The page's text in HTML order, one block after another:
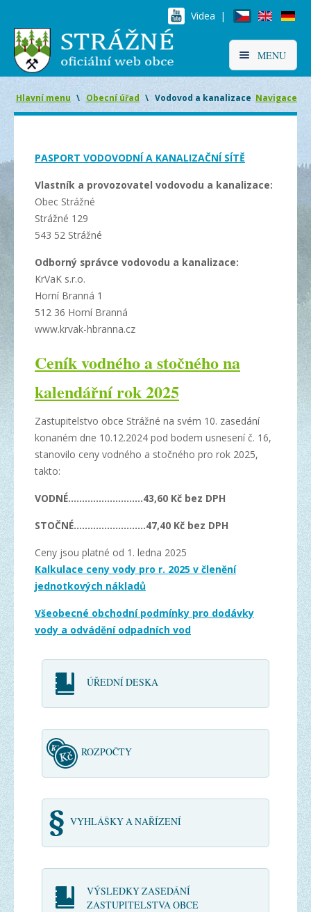
Videa |
MENU
Navigace
Hlavní menu \ Obecní úřad \ Vodovod a kanalizace
PASPORT VODOVODNÍ A KANALIZAČNÍ SÍTĚ
Vlastník a provozovatel vodovodu a kanalizace:
Obec Strážné
Strážné 129
543 52 Strážné
Odborný správce vodovodu a kanalizace:
KrVaK s.r.o.
Horní Branná 1
512 36 Horní Branná
www.krvak-hbranna.cz
Ceník vodného a stočného na
kalendářní rok 2025
Zastupitelstvo obce Strážné na svém 10. zasedání
konaném dne 10.12.2024 pod bodem usnesení č. 16,
stanovilo ceny vodného a stočného pro rok 2025,
takto:
VODNÉ………………………43,60 Kč bez DPH
STOČNÉ……………………..47,40 Kč bez DPH
Ceny jsou platné od 1. ledna 2025
Kalkulace ceny vody pro r. 2025 v členění
jednotkových nákladů
Všeobecné obchodní podmínky pro dodávky
vody a odvádění odpadních vod
ÚŘEDNÍ DESKA
ROZPOČTY
VYHLÁŠKY A NAŘÍZENÍ
VÝSLEDKY ZASEDÁNÍ
ZASTUPITELSTVA OBCE